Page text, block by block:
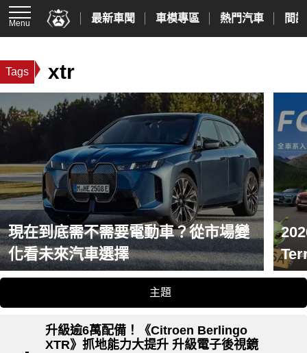
Menu 最新車聞 車模專區 熱門汽車 間
Tags xtr
現在到底需不需要電動車？從市場變
化看未來汽車選擇
件
主題
升級逾6萬配備！《Citroen Berlingo
XTR》抓地能力大提升 升級電子後視鏡